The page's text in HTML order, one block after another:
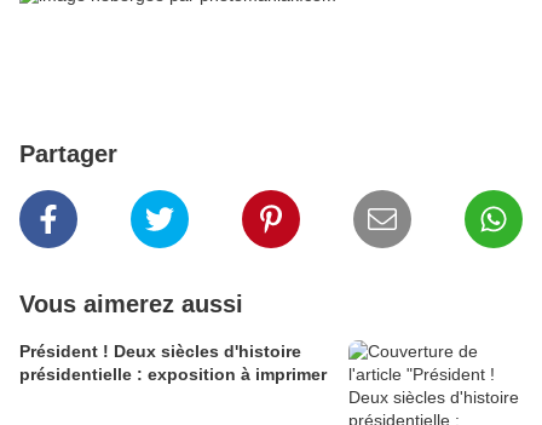
Partager
Vous aimerez aussi
Président ! Deux siècles d'histoire
présidentielle : exposition à imprimer